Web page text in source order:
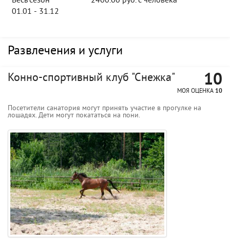
01.01 - 31.12
Развлечения и услуги
Конно-спортивный клуб "Снежка" 10
МОЯ ОЦЕНКА 10
Посетители санатория могут принять участие в прогулке на
лошадях. Дети могут покататься на пони.